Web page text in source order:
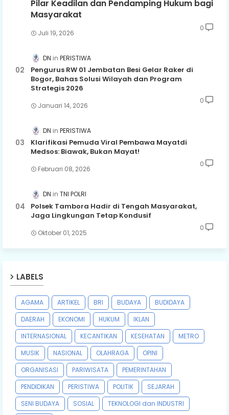
Pilar Keadilan dan Pendamping Hukum bagi
Masyarakat
Juli 19, 2026
0
DN PERISTIWA
Pengurus RW 01 Jembatan Besi Gelar Raker di
Bogor, Bahas Solusi Wilayah dan Program
Strategis 2026
Januari 14, 2026
0
DN PERISTIWA
Klarifikasi Pemuda Viral Pembawa Mayatdi
Medsos: Biawak, Bukan Mayat!
Februari 08, 2026
0
DN TNI POLRI
Polsek Tambora Hadir di Tengah Masyarakat,
Jaga Lingkungan Tetap Kondusif
Oktober 01, 2025
0
LABELS
AGAMA ARTIKEL BRI BUDAYA
BUDIDAYA
DAERAH
EKONOMI HUKUM
IKLAN
INTERNASIONAL
KECANTIKAN KESEHATAN
METRO
MUSIK
NASIONAL OLAHRAGA
OPINI
ORGANISASI
PARIWISATA
PEMERINTAHAN
PENDIDIKAN
PERISTIWA POLITIK
SEJARAH
SENI BUDAYA
SOSIAL
TEKNOLOGI dan INDUSTRI